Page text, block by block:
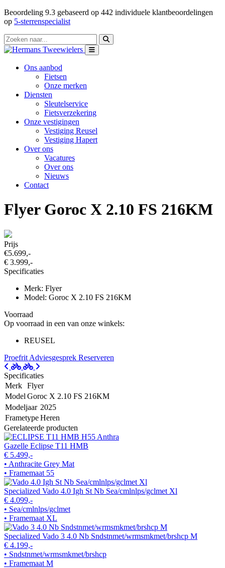
Beoordeling 9.3 gebaseerd op 442 individuele klantbeoordelingen
op 5-sterrenspecialist
Ons aanbod
Fietsen
Onze merken
Diensten
Sleutelservice
Fietsverzekering
Onze vestigingen
Vestiging Reusel
Vestiging Hapert
Over ons
Vacatures
Over ons
Nieuws
Contact
Flyer Goroc X 2.10 FS 216KM
Prijs
€5.699,-
€ 3.999,-
Specificaties
Merk: Flyer
Model: Goroc X 2.10 FS 216KM
Voorraad
Op voorraad in een van onze winkels:
REUSEL
Proefrit Adviesgesprek Reserveren
Specificaties
Merk Flyer
Model Goroc X 2.10 FS 216KM
Modeljaar 2025
FrametypeHeren
Gerelateerde producten
Gazelle Eclipse T11 HMB
€ 5.499,-
• Anthracite Grey Mat
• Framemaat 55
Specialized Vado 4.0 Igh St Nb Sea/cmlnlps/gclmet Xl
€ 4.099,-
• Sea/cmlnlps/gclmet
• Framemaat XL
Specialized Vado 3 4.0 Nb Sndstnmet/wrmsmkmet/brshcp M
€ 4.199,-
• Sndstnmet/wrmsmkmet/brshcp
• Framemaat M